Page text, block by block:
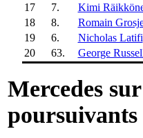
17
7. Kimi
18
8. Romain
19
6. Nicholas Latifi
20
63. George
Mercedes
poursuivants